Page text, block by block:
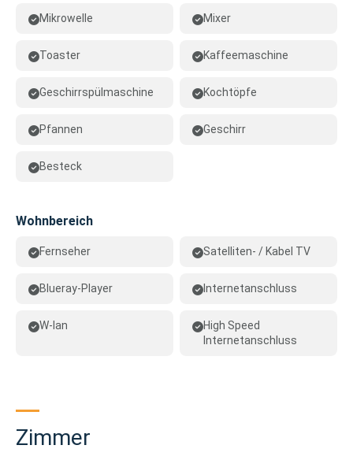
Mikrowelle Mixer
Toaster Kaffeemaschine
Geschirrspülmaschine Kochtöpfe
Pfannen Geschirr
Besteck
Wohnbereich
Fernseher Satelliten- / Kabel TV
Blueray-Player Internetanschluss
W-lan
High Speed
Internetanschluss
Zimmer